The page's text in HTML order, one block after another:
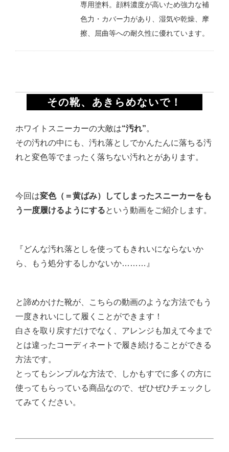
専用塗料。顔料濃度が高いため強力な補
色力・カバー力があり、湿気や乾燥、摩
擦、屈曲等への耐久性に優れています。
その靴、あきらめないで！
ホワイトスニーカーの大敵は“汚れ”。
その汚れの中にも、汚れ落としでかんたんに落ちる汚
れと変色等でまったく落ちない汚れとがあります。
今回は変色（＝黄ばみ）してしまったスニーカーをも
う一度履けるようにするという動画をご紹介します。
『どんな汚れ落としを使ってもきれいにならないか
ら、もう処分するしかないか………』
と諦めかけた靴が、こちらの動画のような方法でもう
一度きれいにして履くことができます！
白さを取り戻すだけでなく、アレンジも加えて今まで
とは違ったコーディネートで履き続けることができる
方法です。
とってもシンプルな方法で、しかもすでに多くの方に
使ってもらっている商品なので、ぜひぜひチェックし
てみてください。